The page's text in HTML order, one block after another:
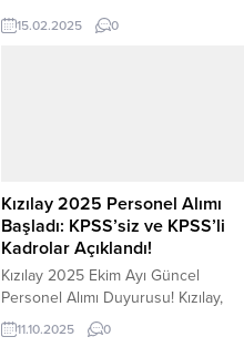
Uzman Yardımcısı olmak üzere
toplam 850 personel alımı
gerçekleştirilecektir: 820 Gelir...
15.02.2025 0
Kızılay 2025 Personel Alımı
Başladı: KPSS’siz ve KPSS’li
Kadrolar Açıklandı!
Kızılay 2025 Ekim Ayı Güncel
Personel Alımı Duyurusu! Kızılay,
2025 yılı personel alımı
kapsamında Ekim ayında yeni
11.10.2025 0